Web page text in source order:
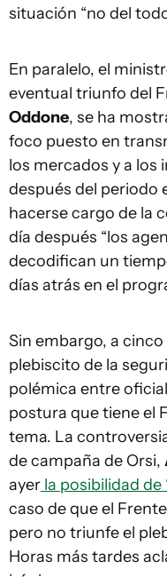
situación “no del
En paralelo, el
eventual triunfo del
Oddone, se ha
foco puesto en
los mercados y a los
después del periodo
hacerse cargo de la
día después “los
decodifican un
días atrás en el
Sin embargo, a
plebiscito de la
polémica entre
postura que tiene el
tema. La
de campaña de Orsi,
ayer la posibilidad de
caso de que el
pero no triunfe el
Horas más tardes